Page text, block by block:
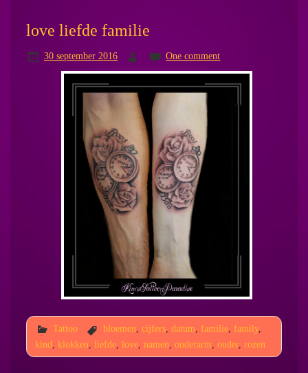
love liefde familie
30 september 2016 One comment
Tattoo bloemen, cijfers, datum, familie, family,
kind
klokken liefde, love, namen onderarm ouder, rozen